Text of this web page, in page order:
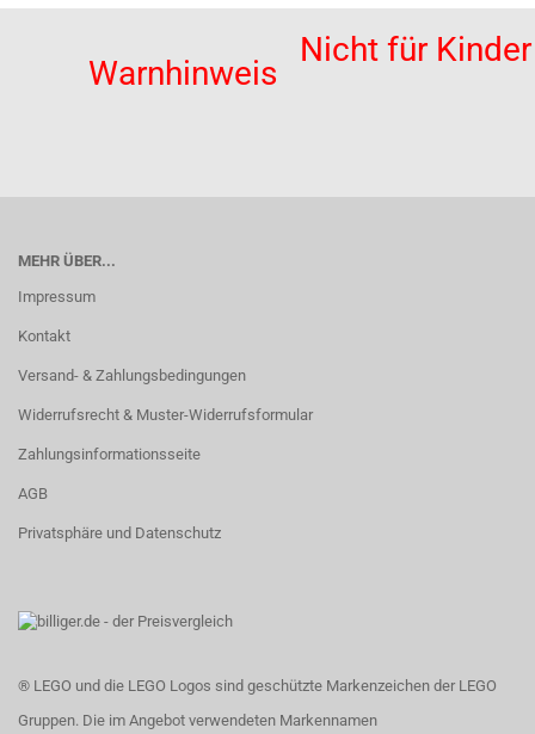
Warnhinweis
Nicht für
MEHR ÜBER...
Impressum
Kontakt
Versand- & Zahlungsbedingungen
Widerrufsrecht & Muster-Widerrufsformular
Zahlungsinformationsseite
AGB
Privatsphäre und Datenschutz
® LEGO und die LEGO Logos sind geschützte Markenzeichen der LEGO
Gruppen. Die im Angebot verwendeten Markennamen